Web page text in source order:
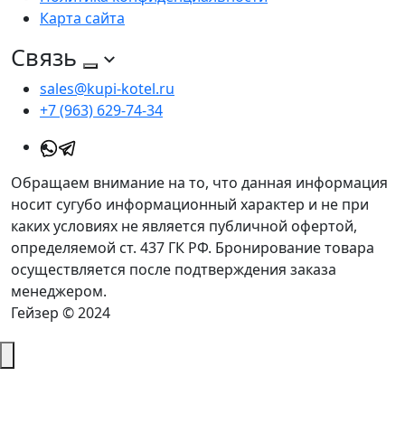
Карта сайта
Связь
sales@kupi-kotel.ru
+7 (963) 629-74-34
Обращаем внимание на то, что данная информация
носит сугубо информационный характер и не при
каких условиях не является публичной офертой,
определяемой ст. 437 ГК РФ. Бронирование товара
осуществляется после подтверждения заказа
менеджером.
Гейзер © 2024